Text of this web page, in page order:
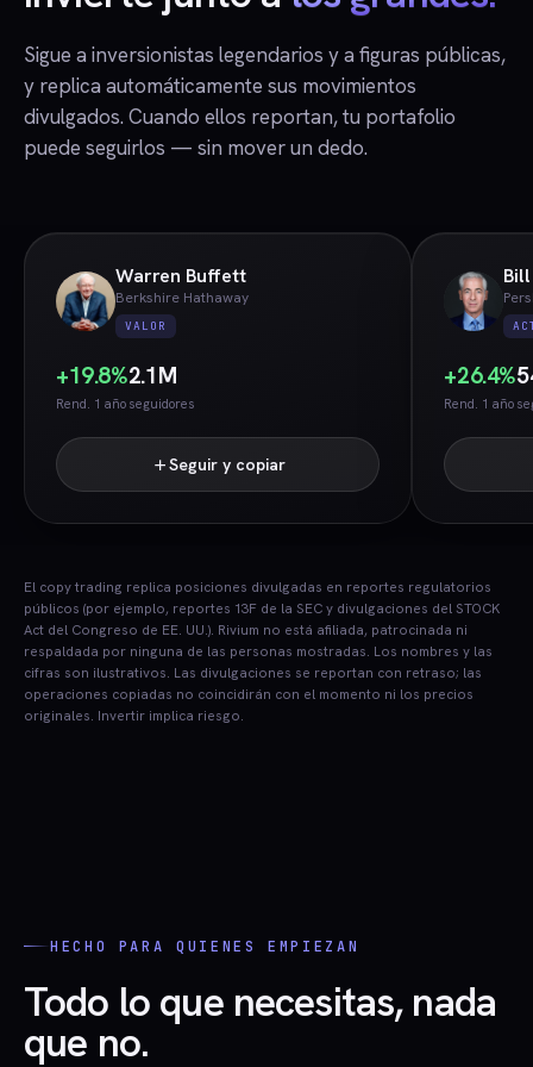
Sigue a inversionistas legendarios y a figuras públicas,
y replica automáticamente sus movimientos
divulgados. Cuando ellos reportan, tu portafolio
puede seguirlos — sin mover un dedo.
Warren Buffett
Berkshire Hathaway
VALOR
+19.8%
Rend. 1 año
2.1M
seguidores
Seguir y copiar
+26.4%
Rend. 1 año
El copy trading replica posiciones divulgadas en reportes regulatorios
públicos (por ejemplo, reportes 13F de la SEC y divulgaciones del STOCK
Act del Congreso de EE. UU.). Rivium no está afiliada, patrocinada ni
respaldada por ninguna de las personas mostradas. Los nombres y las
cifras son ilustrativos. Las divulgaciones se reportan con retraso; las
operaciones copiadas no coincidirán con el momento ni los precios
originales. Invertir implica riesgo.
HECHO PARA QUIENES EMPIEZAN
Todo lo que necesitas, nada
que no.